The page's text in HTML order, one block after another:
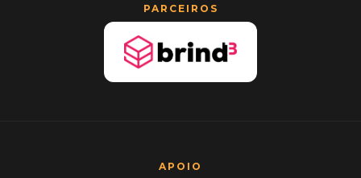
PARCEIROS
APOIO